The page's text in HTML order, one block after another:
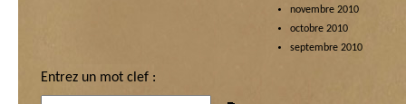
novembre 2010
octobre 2010
septembre 2010
Entrez un mot clef :